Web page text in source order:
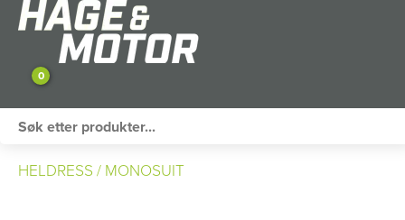
0
HELDRESS / MONOSUIT